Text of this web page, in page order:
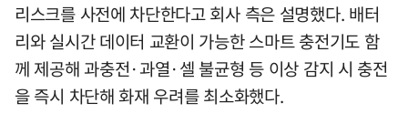
리스크를 사전에 차단한다고 회사 측은 설명했다. 배터
리와 실시간 데이터 교환이 가능한 스마트 충전기도 함
께 제공해 과충전·과열·셀 불균형 등 이상 감지 시 충전
을 즉시 차단해 화재 우려를 최소화했다.